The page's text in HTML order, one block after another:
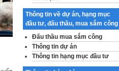
thi hành một số điều của Luật Lý
lịch tư…
Sửa đổi, bổ sung một số nội
dung tại Nghị quyết số 30/NQ-
CP ngày 24 tháng 02…
Ban hành Chương trình hành
động của Chính phủ thực hiện
Thông tin về dự án, hạng mục
đầu tư, đấu thầu, mua sắm công
Đấu thầu mua sắm công
Thông tin dự án
Thông tin hạng mục đầu tư